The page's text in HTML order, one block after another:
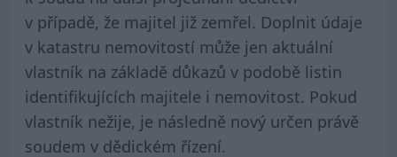
v případě, že majitel již zemřel. Doplnit údaje
v katastru nemovitostí může jen aktuální
vlastník na základě důkazů v podobě listin
identifikujících majitele i nemovitost. Pokud
vlastník nežije, je následně nový určen právě
soudem v dědickém řízení.